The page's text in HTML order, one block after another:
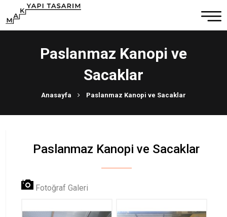
Paslanmaz Kanopi ve
Sacaklar
Anasayfa Paslanmaz Kanopi ve Sacaklar
Paslanmaz Kanopi ve Sacaklar
Fotoğraf Galeri